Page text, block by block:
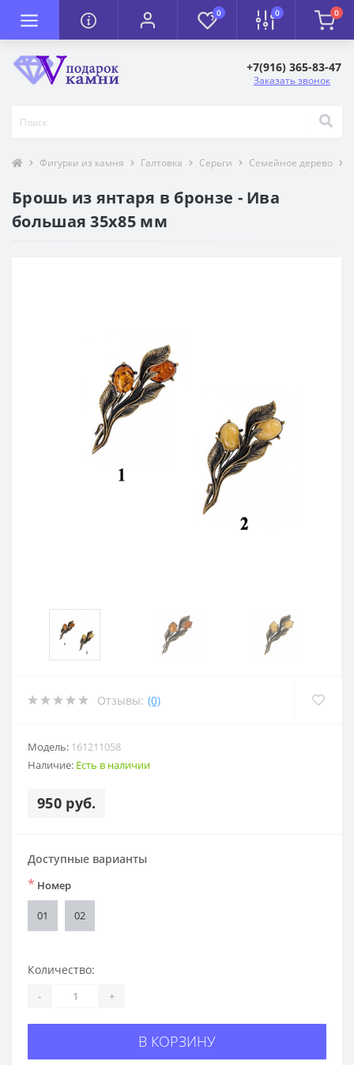
0 0 0
+7(916) 365-83-47
Заказать звонок
Фигурки из камня Галтовка Серьги Семейное дерево
Брошь из янтаря в бронзе - Ива
большая 35х85 мм
Отзывы: (0)
Модель: 161211058
Наличие: Есть в наличии
950 руб.
Доступные варианты
* Номер
01 02
Количество:
- +
В КОРЗИНУ